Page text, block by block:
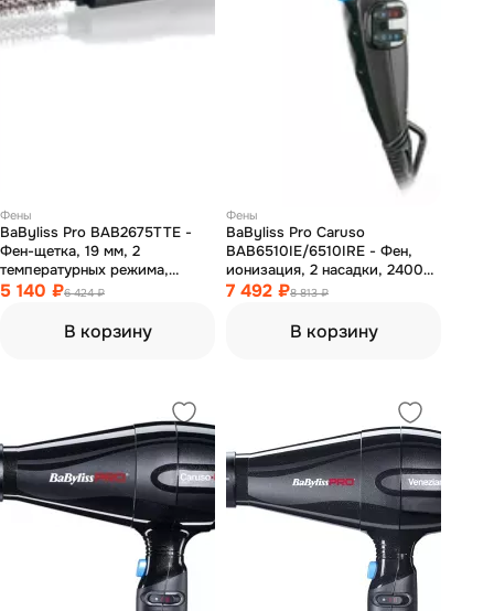
Фены
BaByliss Pro BAB2675TTE -
Фен-щетка, 19 мм, 2
температурных режима,
титан+турмалин 700 Вт
5 140 ₽6 424 ₽
В корзину
Фены
BaByliss Pro Caruso
BAB6510IE/6510IRE - Фен,
ионизация, 2 насадки, 2400
Вт
7 492 ₽8 813 ₽
В корзину